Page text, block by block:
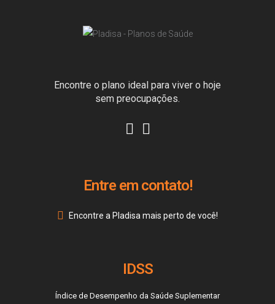
Encontre o plano ideal para viver o hoje
sem preocupações.
Entre em contato!
Encontre a Pladisa mais perto de você!
IDSS
Índice de Desempenho da Saúde Suplementar